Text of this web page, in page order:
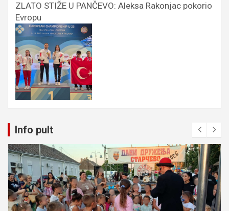
ZLATO STIŽE U PANČEVO: Aleksa Rakonjac pokorio
Evropu
Info pult